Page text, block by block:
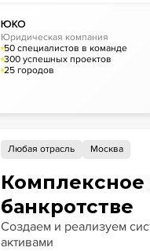
ЮКО
Юридическая компания
50 специалистов в команде
300 успешных проектов
25 городов
Любая отрасль Москва
Комплексное
банкротстве
Создаем и реализуем
активами